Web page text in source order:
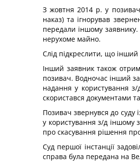
З жовтня 2014 р. у
наказ) та ігнорував
передали іншому
нерухоме майно.
Слід підкреслити, що
Інший заявник також
позивач. Водночас інший
надання у користування
скористався документами
Позивач звернувся до
у користування з/д іншому
про скасування рішення
Суд першої інстанції
справа була передана на